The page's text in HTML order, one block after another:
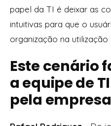
papel da TI é deixar as
intuitivas para que o
organização na
Este cenário
a equipe de
pela